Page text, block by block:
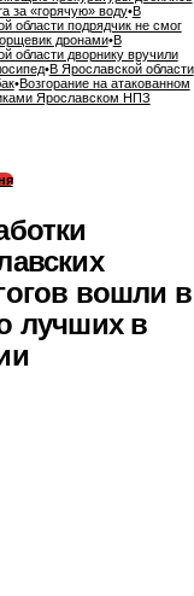
за «горячую» воду•В
области подрядчик не смог
дронами•В
области дворнику вручили
•В Ярославской области
•Возгорание на атакованном
Ярославском НПЗ
вошли в
лучших в